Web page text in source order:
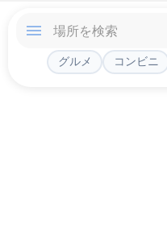
グルメ コンビニ